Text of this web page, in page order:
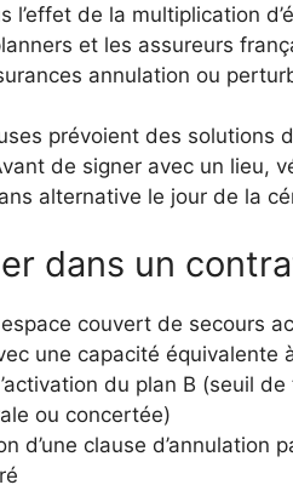
l’effet de la multiplication
et les assureurs
annulation ou
prévoient des solutions
de signer avec un lieu,
alternative le jour de la
dans un
espace couvert de secours
une capacité équivalente
du plan B (seuil
ou concertée)
d’une clause